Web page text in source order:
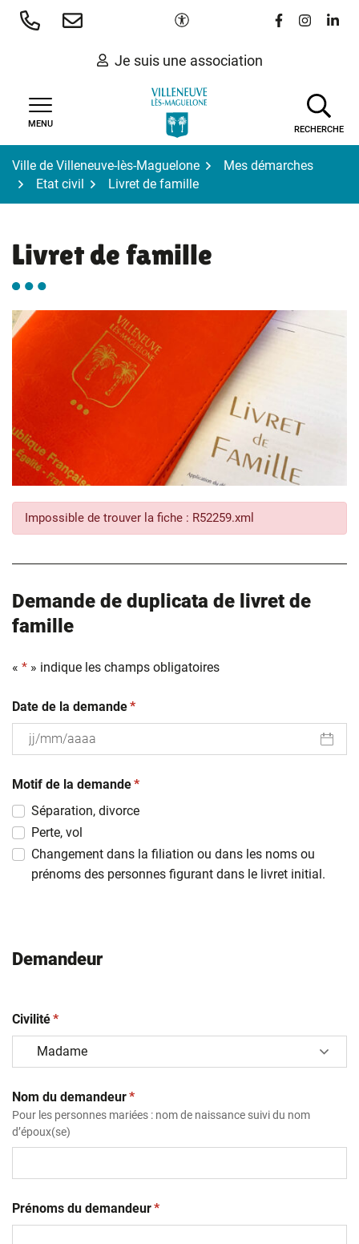
Aller
Paramètres d'accessibilité
Lien vers le
Lien vers
Lien
Je suis une association
MENU
RECHERCHE
Ville de Villeneuve-lès-Maguelone
Mes démarches
Etat civil
Livret de famille
Livret de famille
Impossible de trouver la fiche : R52259.xml
Demande de duplicata de livret de
famille
« * » indique les champs obligatoires
Date de la demande(obligatoire)
*
slash
MM
slash
AAAA
Motif de la demande(obligatoire)
*
Séparation, divorce
Perte, vol
Changement dans la filiation ou dans les noms ou
prénoms des personnes figurant dans le livret initial.
Demandeur
Civilité(obligatoire)
*
Nom du demandeur(obligatoire)
*
Pour les personnes mariées : nom de naissance suivi du nom
d’époux(se)
Prénoms du demandeur(obligatoire)
*